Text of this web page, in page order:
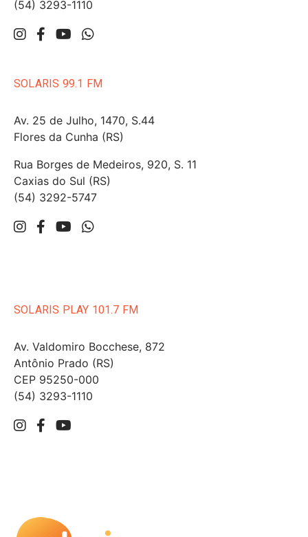
(54) 3293-1110
SOLARIS 99.1 FM
Av. 25 de Julho, 1470, S.44
Flores da Cunha (RS)
Rua Borges de Medeiros, 920, S. 11
Caxias do Sul (RS)
(54) 3292-5747
SOLARIS PLAY 101.7 FM
Av. Valdomiro Bocchese, 872
Antônio Prado (RS)
CEP 95250-000
(54) 3293-1110